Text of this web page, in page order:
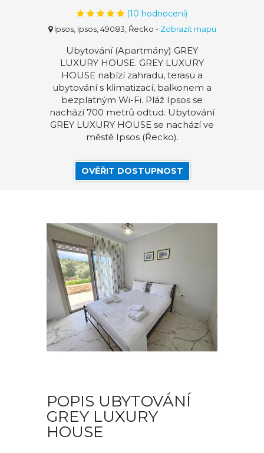
(10 hodnocení)
Ipsos, Ipsos, 49083, Řecko - Zobrazit mapu
Ubytování (Apartmány) GREY
LUXURY HOUSE. GREY LUXURY
HOUSE nabízí zahradu, terasu a
ubytování s klimatizací, balkonem a
bezplatným Wi-Fi. Pláž Ipsos se
nachází 700 metrů odtud. Ubytování
GREY LUXURY HOUSE se nachází ve
městě Ipsos (Řecko).
OVĚŘIT DOSTUPNOST
POPIS UBYTOVÁNÍ
GREY LUXURY
HOUSE